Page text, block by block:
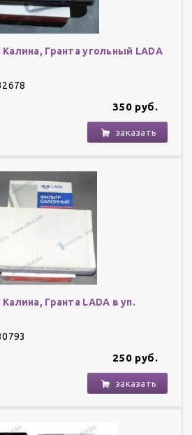
Гранта угольный LADA
350 руб.
заказать
Гранта LADA в уп.
250 руб.
заказать